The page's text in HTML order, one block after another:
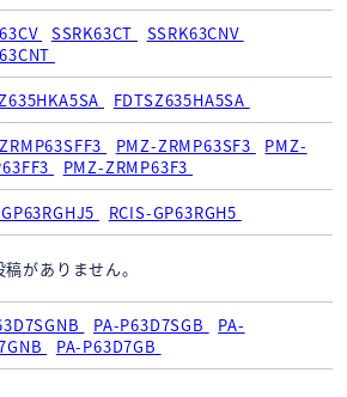
SSRK63CT
SSRK63CNV
FDTSZ635HA5SA
PMZ-ZRMP63SF3
PMZ-
PMZ-ZRMP63F3
RCIS-GP63RGH5
稿がありません。
PA-P63D7SGB
PA-
PA-P63D7GB